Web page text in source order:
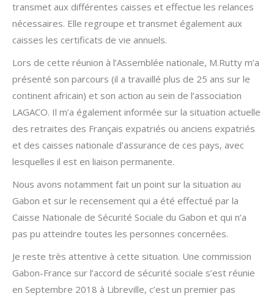
transmet aux différentes caisses et effectue les relances
nécessaires. Elle regroupe et transmet également aux
caisses les certificats de vie annuels.
Lors de cette réunion à l’Assemblée nationale, M.Rutty m’a
présenté son parcours (il a travaillé plus de 25 ans sur le
continent africain) et son action au sein de l’association
LAGACO. Il m’a également informée sur la situation actuelle
des retraites des Français expatriés ou anciens expatriés
et des caisses nationale d’assurance de ces pays, avec
lesquelles il est en liaison permanente.
Nous avons notamment fait un point sur la situation au
Gabon et sur le recensement qui a été effectué par la
Caisse Nationale de Sécurité Sociale du Gabon et qui n’a
pas pu atteindre toutes les personnes concernées.
Je reste très attentive à cette situation. Une commission
Gabon-France sur l’accord de sécurité sociale s’est réunie
en Septembre 2018 à Libreville, c’est un premier pas